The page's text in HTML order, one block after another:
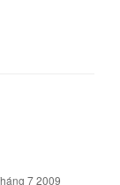
7 2009